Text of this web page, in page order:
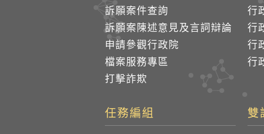
訴願案件查詢
訴願案陳述意見及言詞辯論
申請參觀行政院
檔案服務專區
打擊詐欺
行
行
行
行
任務編組 雙